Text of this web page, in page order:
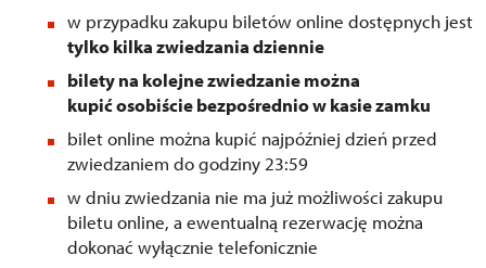
w przypadku zakupu biletów online dostępnych jest
tylko kilka zwiedzania dziennie
bilety na kolejne zwiedzanie można
kupić osobiście bezpośrednio w kasie zamku
bilet online można kupić najpóźniej dzień przed
zwiedzaniem do godziny 23:59
w dniu zwiedzania nie ma już możliwości zakupu
biletu online, a ewentualną rezerwację można
dokonać wyłącznie telefonicznie